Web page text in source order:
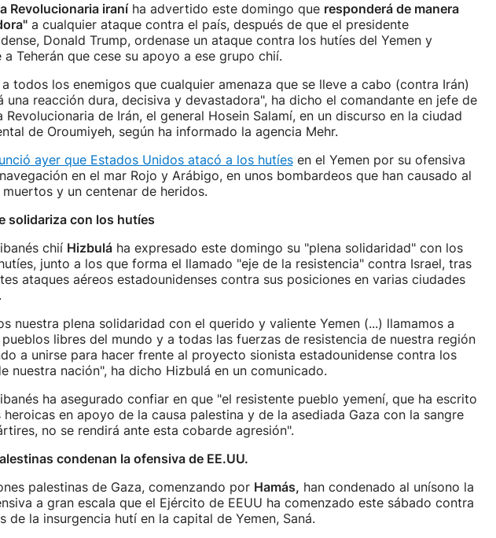
Revolucionaria iraníha advertido este domingo que responderá de manera
a cualquier ataque contra el país, después de que el presidente
Donald Trump, ordenase un ataque contra los hutíes del Yemen y
Teherán que cese su apoyo a ese grupo chií.
todos los enemigos que cualquier amenaza que se lleve a cabo (contra Irán)
una reacción dura, decisiva y devastadora", ha dicho el comandante en jefe de
Revolucionaria de Irán, el general Hosein Salamí, en un discurso en la ciudad
de Oroumiyeh, según ha informado la agencia Mehr.
ayer que Estados Unidos atacó a los hutíesen el Yemen por su ofensiva
en el mar Rojo y Arábigo, en unos bombardeos que han causado al
muertos y un centenar de heridos.
solidariza con los hutíes
chií Hizbuláha expresado este domingo su "plena solidaridad" con los
junto a los que forma el llamado "eje de la resistencia" contra Israel, tras
ataques aéreos estadounidenses contra sus posiciones en varias ciudades
nuestra plena solidaridad con el querido y valiente Yemen (...) llamamos a
libres del mundo y a todas las fuerzas de resistencia de nuestra región
a unirse para hacer frente al proyecto sionista estadounidense contra los
nuestra nación", ha dicho Hizbulá en un comunicado.
ha asegurado confiar en que "el resistente pueblo yemení, que ha escrito
heroicas en apoyo de la causa palestina y de la asediada Gaza con la sangre
no se rendirá ante esta cobarde agresión".
condenan la ofensiva de EE.UU.
palestinas de Gaza, comenzando por Hamás, han condenado al unísono la
a gran escala que el Ejército de EEUU ha comenzado este sábado contra
de la insurgencia hutí en la capital de Yemen, Saná.